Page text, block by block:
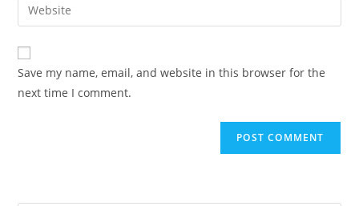
comment
address
comment
Enter
your
website
URL
(optional)
Save my name, email, and website in this browser for the
next time I comment.